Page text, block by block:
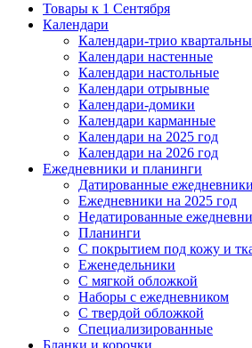
Товары к 1 Сентября
Календари
Календари-трио
Календари настенные
Календари настольные
Календари отрывные
Календари-домики
Календари карманные
Календари на 2025 год
Календари на 2026 год
Ежедневники и планинги
Датированные
Ежедневники на 2025 год
Недатированные
Планинги
С покрытием под кожу и
Еженедельники
С мягкой обложкой
Наборы с ежедневником
С твердой обложкой
Специализированные
Бланки и корочки